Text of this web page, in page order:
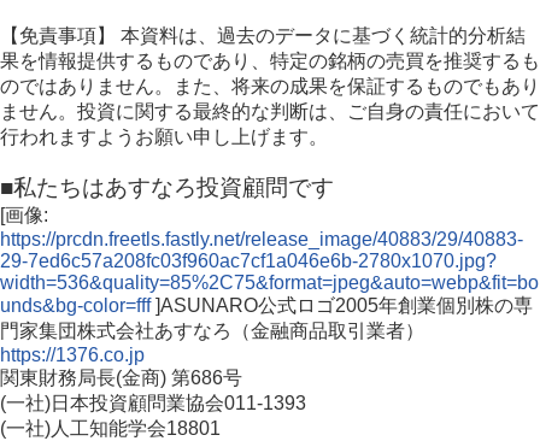
【免責事項】 本資料は、過去のデータに基づく統計的分析結
果を情報提供するものであり、特定の銘柄の売買を推奨するも
のではありません。また、将来の成果を保証するものでもあり
ません。投資に関する最終的な判断は、ご自身の責任において
行われますようお願い申し上げます。
■私たちはあすなろ投資顧問です
[画像:
https://prcdn.freetls.fastly.net/release_image/40883/29/40883-
29-7ed6c57a208fc03f960ac7cf1a046e6b-2780x1070.jpg?
width=536&quality=85%2C75&format=jpeg&auto=webp&fit=bo
unds&bg-color=fff]ASUNARO公式ロゴ2005年創業個別株の専
門家集団株式会社あすなろ（金融商品取引業者）
https://1376.co.jp
関東財務局長(金商) 第686号
(一社)日本投資顧問業協会011-1393
(一社)人工知能学会18801